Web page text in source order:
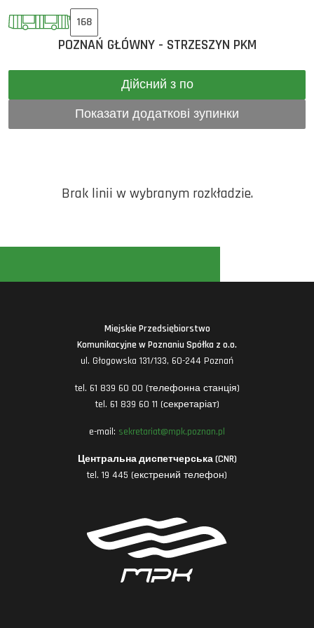
168
POZNAŃ GŁÓWNY - STRZESZYN PKM
Дійсний з по
Показати додаткові зупинки
Brak linii w wybranym rozkładzie.
Miejskie Przedsiębiorstwo
Komunikacyjne w Poznaniu Spółka z o.o.
ul. Głogowska 131/133, 60-244 Poznań
tel. 61 839 60 00 (телефонна станція)
tel. 61 839 60 11 (секретаріат)
e-mail: sekretariat@mpk.poznan.pl
Центральна диспетчерська (CNR)
tel. 19 445 (екстрений телефон)